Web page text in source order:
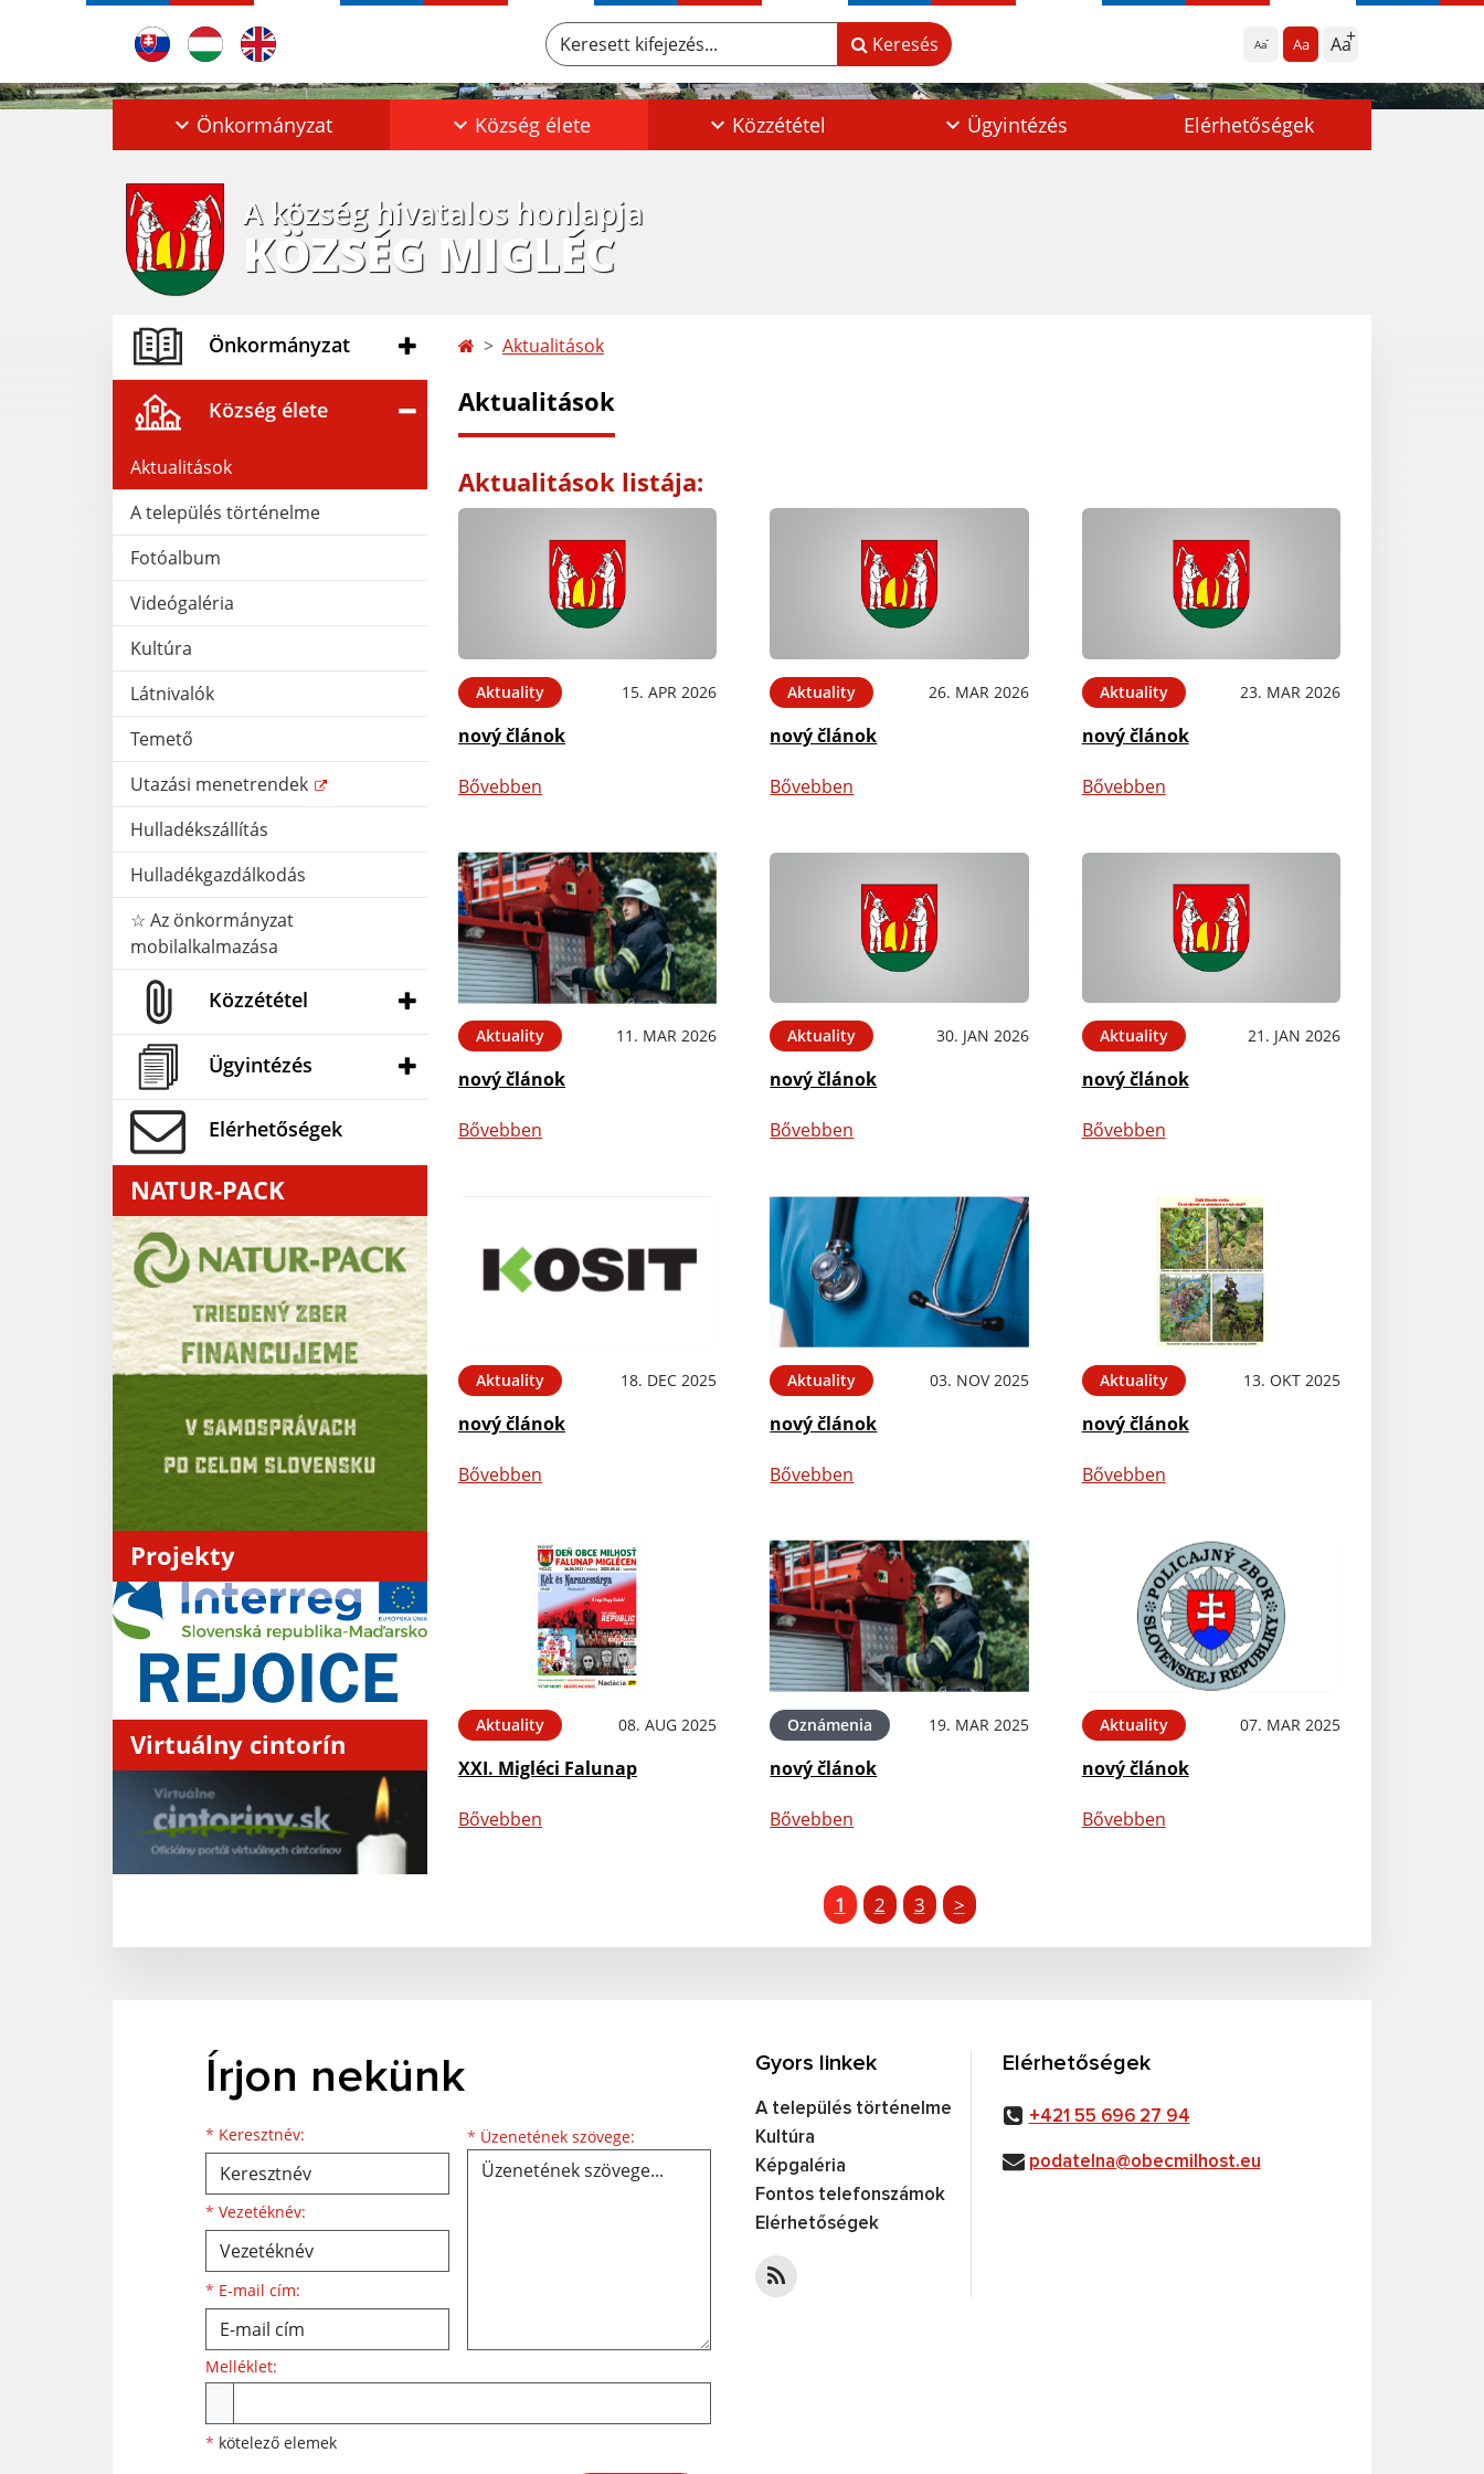
Aa Aa Aa
Keresett kifejezés... Keresés
Önkormányzat Község élete Közzététel Ügyintézés Elérhetőségek
A község hivatalos honlapja
KÖZSÉG MIGLÉC
Önkormányzat
Község élete
Aktualitások
A település történelme
Fotóalbum
Videógaléria
Kultúra
Látnivalók
Temető
Utazási menetrendek
Hulladékszállítás
Hulladékgazdálkodás
☆ Az önkormányzat
mobilalkalmazása
Közzététel
Ügyintézés
Elérhetőségek
NATUR-PACK
Projekty
Virtuálny cintorín
Aktualitások
Aktualitások
Aktualitások listája:
Aktuality 15. APR 2026
nový článok
Bővebben
Aktuality 26. MAR 2026
nový článok
Bővebben
Aktuality 23. MAR 2026
nový článok
Bővebben
Aktuality 11. MAR 2026
nový článok
Bővebben
Aktuality 30. JAN 2026
nový článok
Bővebben
Aktuality 21. JAN 2026
nový článok
Bővebben
Aktuality 18. DEC 2025
nový článok
Bővebben
Aktuality 03. NOV 2025
nový článok
Bővebben
Aktuality 13. OKT 2025
nový článok
Bővebben
Aktuality 08. AUG 2025
XXI. Migléci Falunap
Bővebben
Oznámenia 19. MAR 2025
nový článok
Bővebben
Aktuality 07. MAR 2025
nový článok
Bővebben
1 2 3 >
Írjon nekünk
* Keresztnév:
Keresztnév
* Vezetéknév:
Vezetéknév
* E-mail cím:
E-mail cím * Üzenetének szövege: Üzenetének szövege...
Melléklet:
* kötelező elemek
Gyors linkek
A település történelme
Kultúra
Képgaléria
Fontos telefonszámok
Elérhetőségek
Elérhetőségek
+421 55 696 27 94
podatelna@obecmilhost.eu